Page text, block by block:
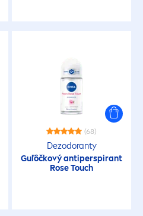
(68)
Dezodoranty
Guľôčkový antiperspirant
RoseTouch